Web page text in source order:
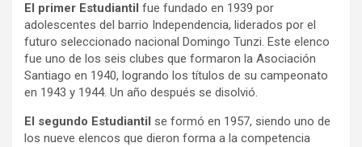
El primer Estudiantil fue fundado en 1939 por
adolescentes del barrio Independencia, liderados por el
futuro seleccionado nacional Domingo Tunzi. Este elenco
fue uno de los seis clubes que formaron la Asociación
Santiago en 1940, logrando los títulos de su campeonato
en 1943 y 1944. Un año después se disolvió.
El segundo Estudiantil se formó en 1957, siendo uno de
los nueve elencos que dieron forma a la competencia